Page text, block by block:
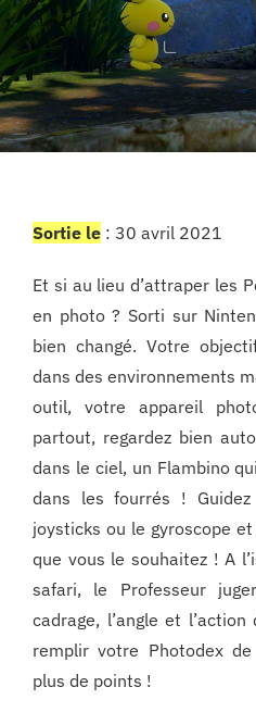
Sortie le: 30 avril 2021
Et si au lieu d’attraper les
en photo ? Sorti sur
bien changé. Votre
dans des environnements
outil, votre appareil
partout, regardez bien
dans le ciel, un Flambino
dans les fourrés !
joysticks ou le gyroscope
que vous le souhaitez ! A
safari, le Professeur
cadrage, l’angle et
remplir votre Photodex
plus de points !